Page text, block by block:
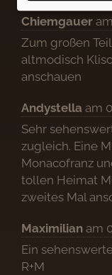
Chiemgauer
Zum großen
altmodisch
anschauen
Andystella am
Sehr
zugleich. Eine
Monacofranz
tollen Heimat
zweites Mal
Maximilian am
Ein
R+M